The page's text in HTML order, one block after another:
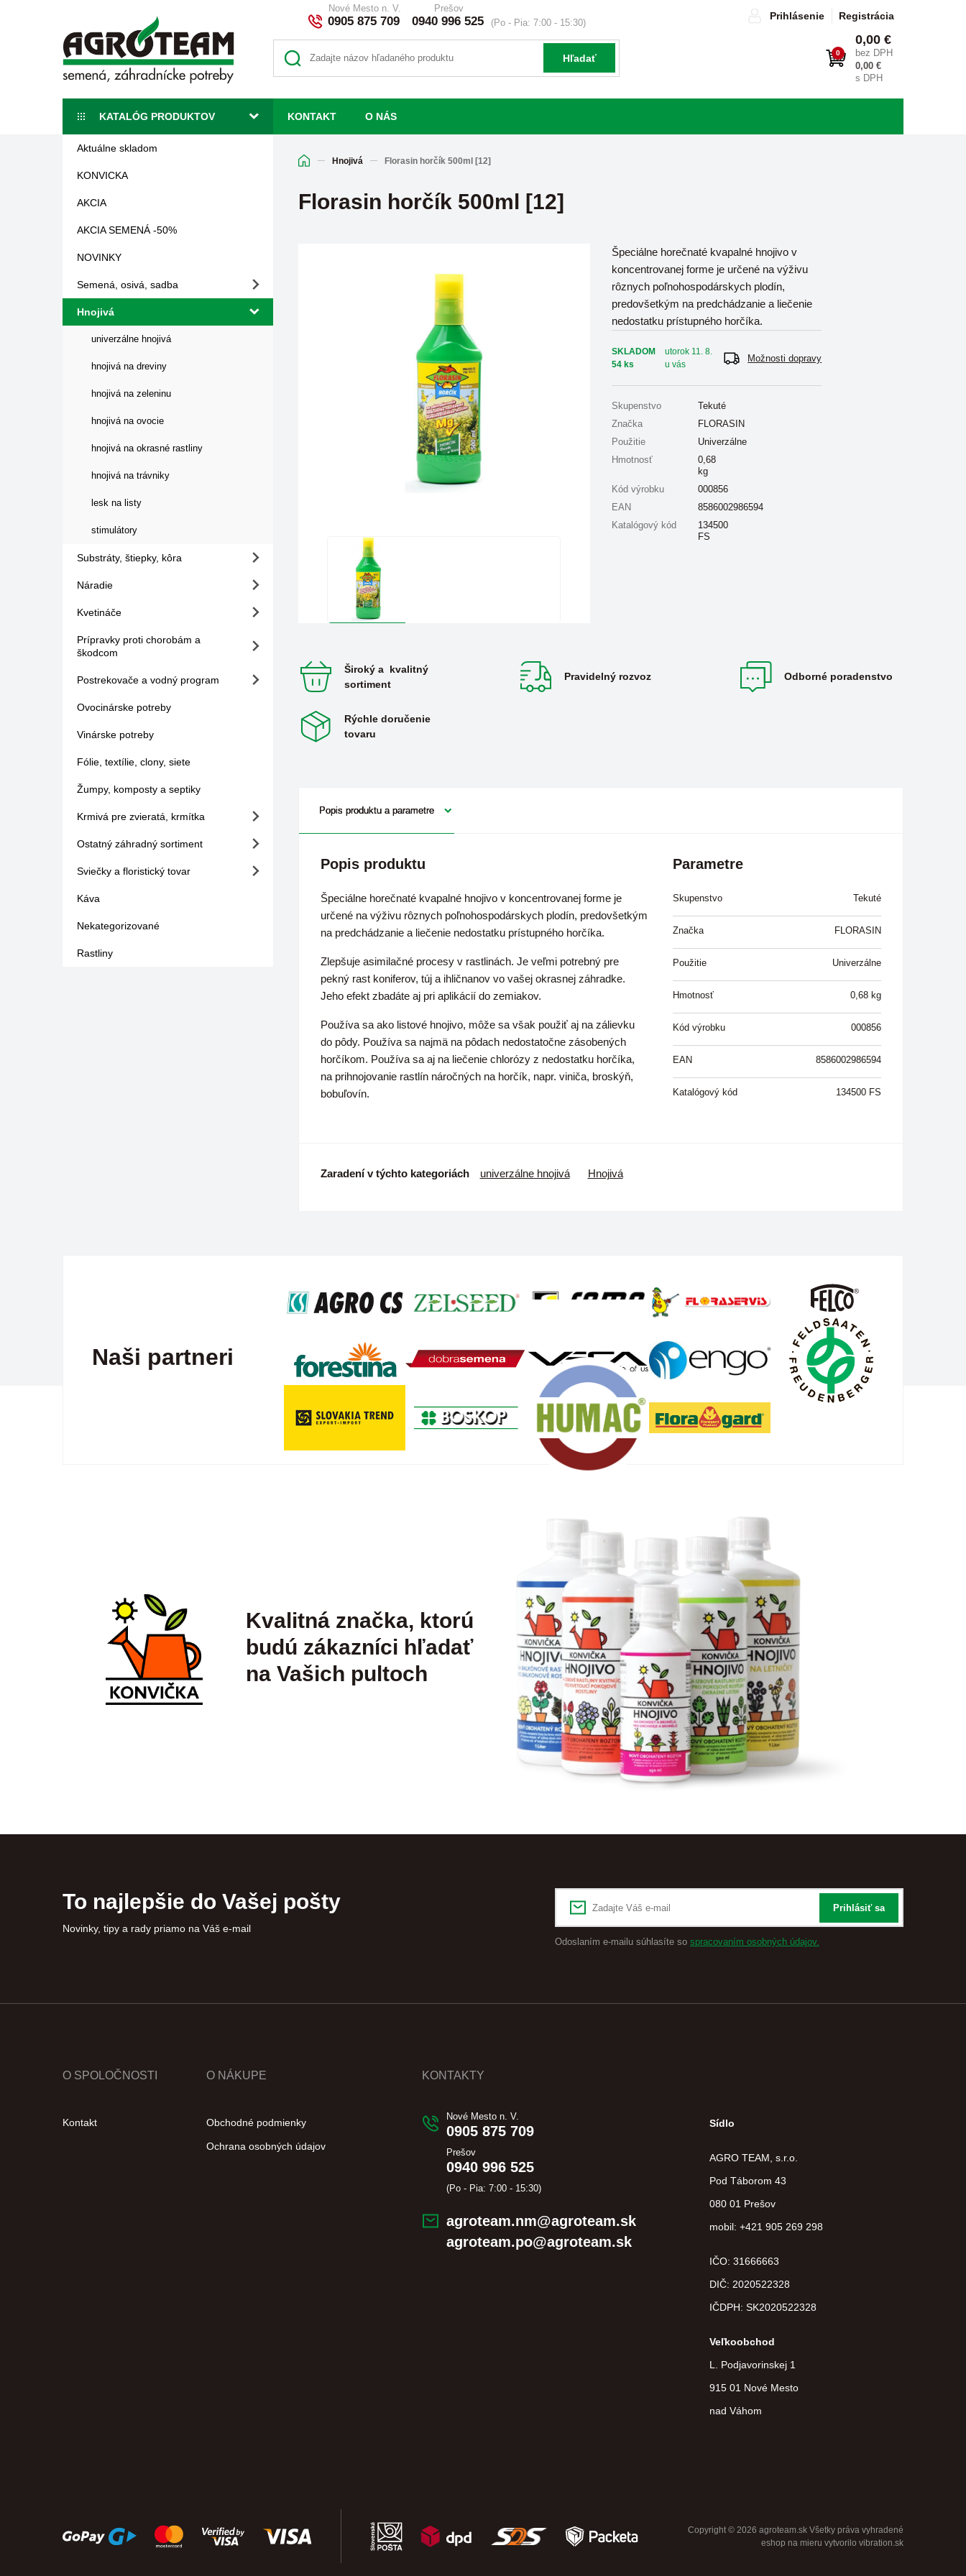
Nové Mesto n. V.
0905 875 709
Prešov
0940 996 525 (Po - Pia: 7:00 - 15:30)
Prihlásenie Registrácia
Hľadať 0
0,00 €
bez DPH
0,00 €
s DPH
KONTAKT O NÁS
KATALÓG PRODUKTOV
Aktuálne skladom
KONVICKA
AKCIA
AKCIA SEMENÁ -50%
NOVINKY
Semená, osivá, sadba
Hnojivá
univerzálne hnojivá
hnojivá na dreviny
hnojivá na zeleninu
hnojivá na ovocie
hnojivá na okrasné rastliny
hnojivá na trávniky
lesk na listy
stimulátory
Substráty, štiepky, kôra
Náradie
Kvetináče
Prípravky proti chorobám a
škodcom
Postrekovače a vodný program
Ovocinárske potreby
Vinárske potreby
Fólie, textílie, clony, siete
Žumpy, komposty a septiky
Krmivá pre zvieratá, krmítka
Ostatný záhradný sortiment
Sviečky a floristický tovar
Káva
Nekategorizované
Rastliny
Hnojivá Florasin horčík 500ml [12]
Florasin horčík 500ml [12]
Špeciálne horečnaté kvapalné hnojivo v
koncentrovanej forme je určené na výživu
rôznych poľnohospodárskych plodín,
predovšetkým na predchádzanie a liečenie
nedostatku prístupného horčíka.
SKLADOM
54 ks
utorok 11. 8.
u vás
Možnosti dopravy
Skupenstvo
Tekuté
Značka
FLORASIN
Použitie
Univerzálne
Hmotnosť
0,68
kg
Kód výrobku
000856
EAN
8586002986594
Katalógový kód
134500
FS
Široký a kvalitný
sortiment
Pravidelný rozvoz Odborné poradenstvo
Rýchle doručenie
tovaru
Popis produktu a parametre
Popis produktu
Špeciálne horečnaté kvapalné hnojivo v koncentrovanej forme je
určené na výživu rôznych poľnohospodárskych plodín, predovšetkým
na predchádzanie a liečenie nedostatku prístupného horčíka.
Zlepšuje asimilačné procesy v rastlinách. Je veľmi potrebný pre
pekný rast koniferov, túj a ihličnanov vo vašej okrasnej záhradke.
Jeho efekt zbadáte aj pri aplikácií do zemiakov.
Používa sa ako listové hnojivo, môže sa však použiť aj na zálievku
do pôdy. Používa sa najmä na pôdach nedostatočne zásobených
horčíkom. Používa sa aj na liečenie chlorózy z nedostatku horčíka,
na prihnojovanie rastlín náročných na horčík, napr. viniča, broskýň,
bobuľovín.
Parametre
Skupenstvo Tekuté
Značka FLORASIN
Použitie Univerzálne
Hmotnosť 0,68 kg
Kód výrobku 000856
EAN 8586002986594
Katalógový kód 134500 FS
Zaradení v týchto kategoriách univerzálne hnojivá Hnojivá
Naši partneri
Kvalitná značka, ktorú
budú zákazníci hľadať
na Vašich pultoch
To najlepšie do Vašej pošty
Novinky, tipy a rady priamo na Váš e-mail
Prihlásiť sa
Odoslaním e-mailu súhlasíte so spracovaním osobných údajov.
O SPOLOČNOSTI
Kontakt
O NÁKUPE
Obchodné podmienky
Ochrana osobných údajov
KONTAKTY
Nové Mesto n. V.
0905 875 709
Prešov
0940 996 525
(Po - Pia: 7:00 - 15:30)
agroteam.nm@agroteam.sk
agroteam.po@agroteam.sk
Sídlo
AGRO TEAM, s.r.o.
Pod Táborom 43
080 01 Prešov
mobil: +421 905 269 298
IČO: 31666663
DIČ: 2020522328
IČDPH: SK2020522328
Veľkoobchod
L. Podjavorinskej 1
915 01 Nové Mesto
nad Váhom
Copyright © 2026 agroteam.sk Všetky práva vyhradené
eshop na mieru vytvorilo vibration.sk